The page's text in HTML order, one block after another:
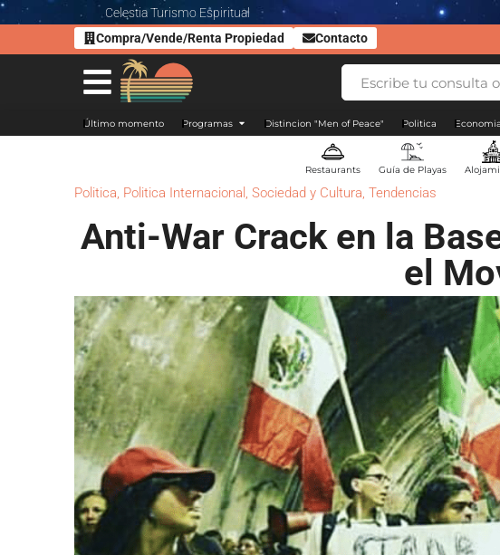
Celestia Turismo Espiritual
Compra/Vende/Renta Propiedad
Contacto
Último momento Programas Distincion "Men of Peace" Politica Economia
Restaurants Guía de Playas
Politica, Politica Internacional , Sociedad y Cultura, Tendencias
Anti-War Crack en la
el